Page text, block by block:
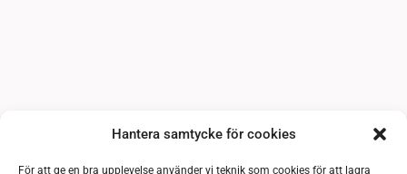
Hantera samtycke för cookies
För att ge en bra upplevelse använder vi teknik som cookies för att lagra